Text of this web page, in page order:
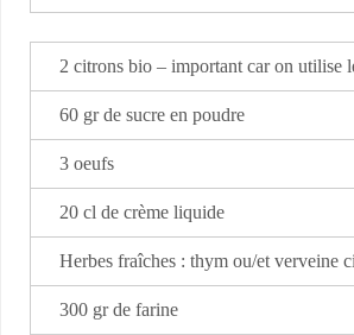
2 citrons bio – important car on utilise
60 gr de sucre en poudre
3 oeufs
20 cl de crème liquide
Herbes fraîches : thym ou/et verveine
300 gr de farine